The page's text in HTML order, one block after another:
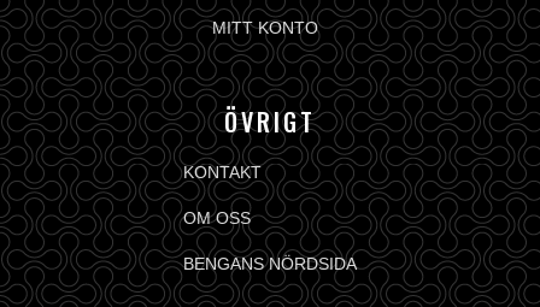
MITT KONTO
ÖVRIGT
KONTAKT
OM OSS
BENGANS NÖRDSIDA